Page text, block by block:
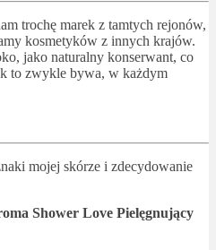
trochę marek z tamtych rejonów,
kosmetyków z innych krajów.
jako naturalny konserwant, co
to zwykle bywa, w każdym
mojej skórze i zdecydowanie
Shower Love Pielęgnujący